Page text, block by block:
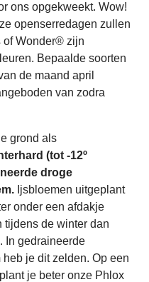
ons opgekweekt. Wow!
openserredagen zullen
of Wonder® zijn
Bepaalde soorten
de maand april
van zodra
grond als
(tot -12º
droge
Ijsbloemen uitgeplant
onder een afdakje
tijdens de winter dan
In gedraineerde
je dit zelden. Op een
je beter onze Phlox